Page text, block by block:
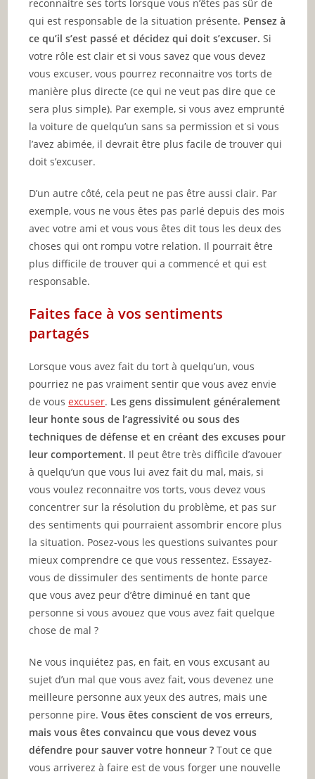
reconnaitre ses torts lorsque vous n’êtes pas sûr de
qui est responsable de la situation présente. Pensez à
ce qu’il s’est passé et décidez qui doit s’excuser. Si
votre rôle est clair et si vous savez que vous devez
vous excuser, vous pourrez reconnaitre vos torts de
manière plus directe (ce qui ne veut pas dire que ce
sera plus simple). Par exemple, si vous avez emprunté
la voiture de quelqu’un sans sa permission et si vous
l’avez abimée, il devrait être plus facile de trouver qui
doit s’excuser.
D’un autre côté, cela peut ne pas être aussi clair. Par
exemple, vous ne vous êtes pas parlé depuis des mois
avec votre ami et vous vous êtes dit tous les deux des
choses qui ont rompu votre relation. Il pourrait être
plus difficile de trouver qui a commencé et qui est
responsable.
Faites face à vos sentiments
partagés
Lorsque vous avez fait du tort à quelqu’un, vous
pourriez ne pas vraiment sentir que vous avez envie
de vousexcuser. Les gens dissimulent généralement
leur honte sous de l’agressivité ou sous des
techniques de défense et en créant des excuses pour
leur comportement. Il peut être très difficile d’avouer
à quelqu’un que vous lui avez fait du mal, mais, si
vous voulez reconnaitre vos torts, vous devez vous
concentrer sur la résolution du problème, et pas sur
des sentiments qui pourraient assombrir encore plus
la situation. Posez-vous les questions suivantes pour
mieux comprendre ce que vous ressentez. Essayez-
vous de dissimuler des sentiments de honte parce
que vous avez peur d’être diminué en tant que
personne si vous avouez que vous avez fait quelque
chose de mal ?
Ne vous inquiétez pas, en fait, en vous excusant au
sujet d’un mal que vous avez fait, vous devenez une
meilleure personne aux yeux des autres, mais une
personne pire.Vous êtes conscient de vos erreurs,
mais vous êtes convaincu que vous devez vous
défendre pour sauver votre honneur ? Tout ce que
vous arriverez à faire est de vous forger une nouvelle